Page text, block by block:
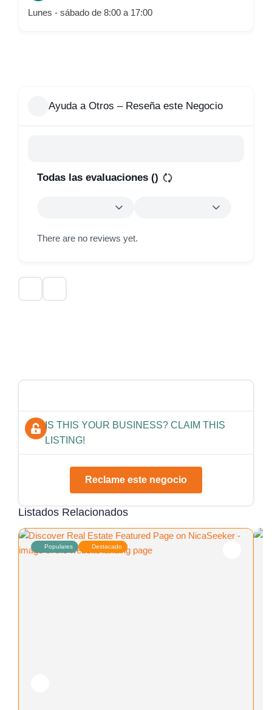
Lunes - sábado de 8:00 a 17:00
Ayuda a Otros – Reseña este Negocio
Todas las evaluaciones ()
There are no reviews yet.
IS THIS YOUR BUSINESS? CLAIM THIS
LISTING!
Reclame este negocio
Listados Relacionados
Populares Destacado